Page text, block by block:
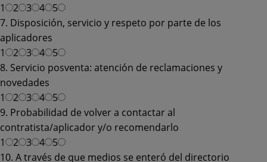
1
2 3 4
5
7. Disposición, servicio y respeto por parte de los
aplicadores
1
2 3 4
5
8. Servicio posventa: atención de reclamaciones y
novedades
1
2 3 4
5
9. Probabilidad de volver a contactar al
contratista/aplicador y/o recomendarlo
1
2 3 4
5
10. A través de que medios se enteró del directorio